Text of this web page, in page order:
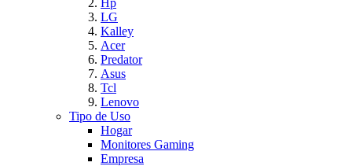
LG
Kalley
Acer
Predator
Asus
Tcl
Lenovo
Tipo de Uso
Hogar
Monitores Gaming
Empresa